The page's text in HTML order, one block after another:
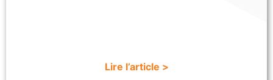
Lire l’article >